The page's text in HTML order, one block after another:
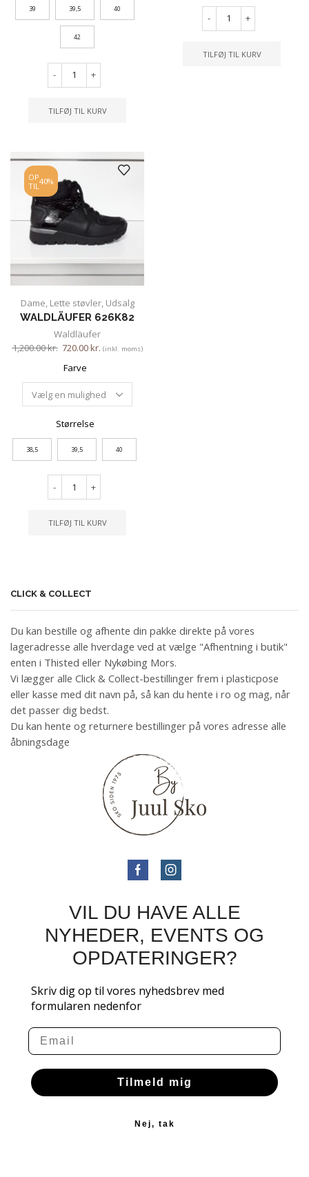
39 39,5 40
42
- +
TILFØJ TIL KURV
- +
TILFØJ TIL KURV
OP
TIL 40%
Dame, Lette støvler, Udsalg
WALDLÄUFER 626K82
Waldläufer
1,200.00kr. 720.00kr. (inkl. moms)
Farve
Størrelse
38,5 39,5 40
- +
TILFØJ TIL KURV
CLICK & COLLECT
Du kan bestille og afhente din pakke direkte på vores
lageradresse alle hverdage ved at vælge "Afhentning i butik"
enten i Thisted eller Nykøbing Mors.
Vi lægger alle Click & Collect-bestillinger frem i plasticpose
eller kasse med dit navn på, så kan du hente i ro og mag, når
det passer dig bedst.
Du kan hente og returnere bestillinger på vores adresse alle
åbningsdage
VIL DU HAVE ALLE
NYHEDER, EVENTS OG
OPDATERINGER?
Skriv dig op til vores nyhedsbrev med
formularen nedenfor
Email
Tilmeld mig
Nej, tak